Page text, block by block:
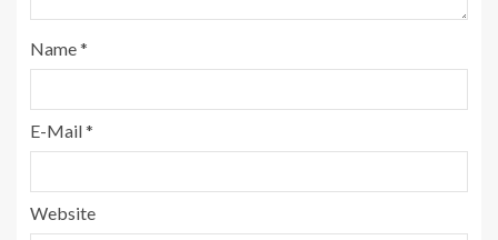
Name*
E-Mail*
Website